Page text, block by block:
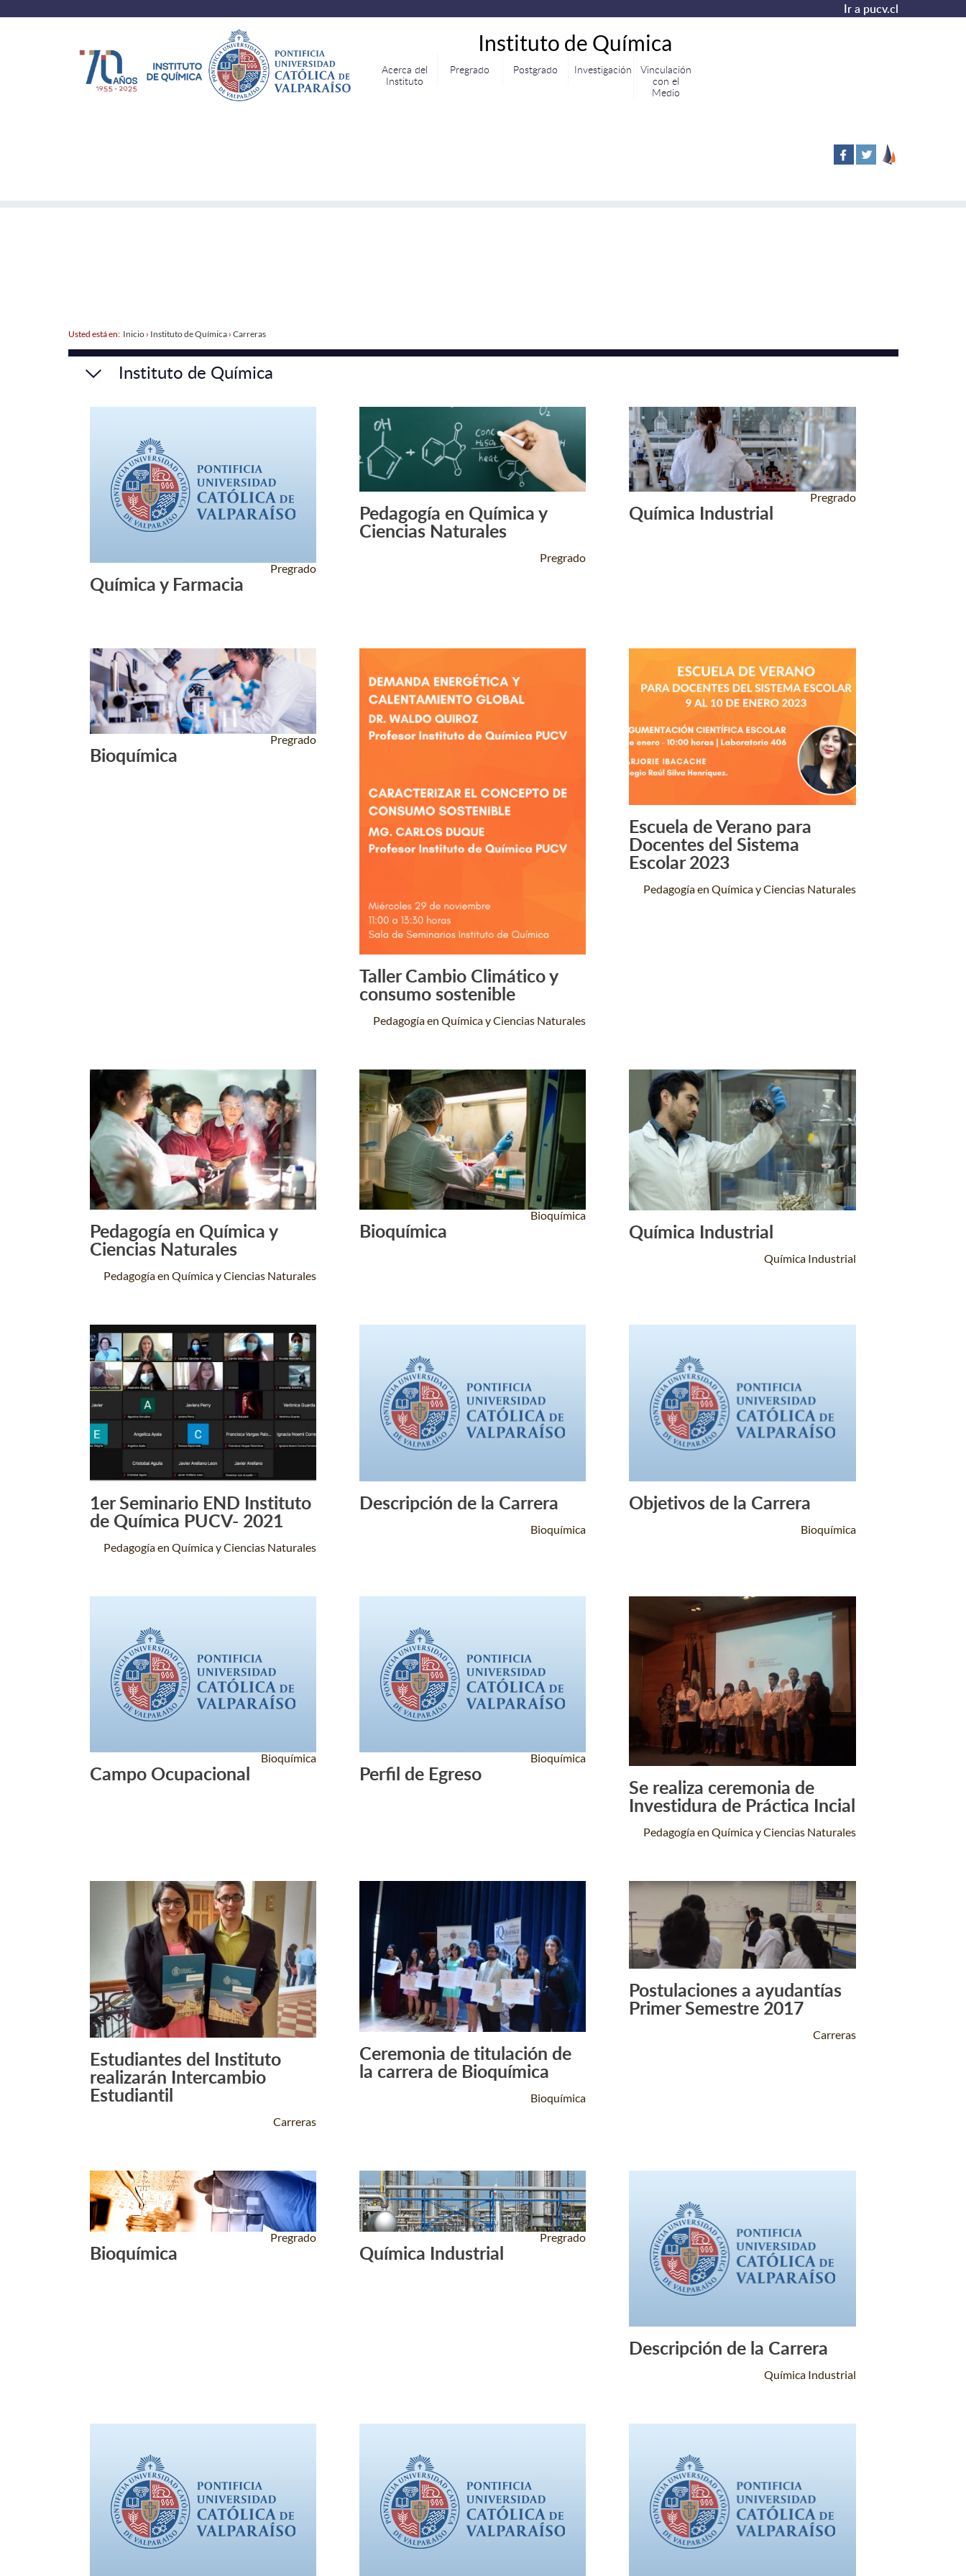
Ir a pucv.cl
Instituto de Química
Acerca del
Instituto
Pregrado Postgrado Investigación
Vinculación
con el
Medio
Usted está en: Inicio› Instituto de Química› Carreras
Instituto de Química
Leer Más +
Química y Farmacia
Pregrado
Leer Más +
Pedagogía en Química y
Ciencias Naturales
Pregrado
Leer Más +
Química Industrial
Pregrado
Bioquímica
Pregrado
Leer Más +
Taller Cambio Climático y
consumo sostenible
Pedagogía en Química y Ciencias Naturales
Leer Más +
Escuela de Verano para
Docentes del Sistema
Escolar 2023
Pedagogía en Química y Ciencias Naturales
Leer Más +
Pedagogía en Química y
Ciencias Naturales
Pedagogía en Química y Ciencias Naturales
Bioquímica
Bioquímica
Leer Más +
Química Industrial
Química Industrial
Leer Más +
1er Seminario END Instituto
de Química PUCV- 2021
Pedagogía en Química y Ciencias Naturales
Leer Más +
Descripción de la Carrera
Bioquímica
Leer Más +
Objetivos de la Carrera
Bioquímica
Leer Más +
Campo Ocupacional
Bioquímica
Perfil de Egreso
Bioquímica
Leer Más +
Se realiza ceremonia de
Investidura de Práctica Incial
Pedagogía en Química y Ciencias Naturales
Leer Más +
Estudiantes del Instituto
realizarán Intercambio
Estudiantil
Carreras
Leer Más +
Ceremonia de titulación de
la carrera de Bioquímica
Bioquímica
Leer Más +
Postulaciones a ayudantías
Primer Semestre 2017
Carreras
Bioquímica
Pregrado
Leer Más +
Química Industrial
Pregrado
Leer Más +
Descripción de la Carrera
Química Industrial